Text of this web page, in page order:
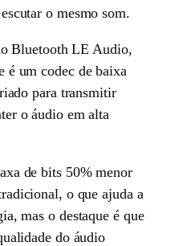
o mesmo som.
Bluetooth LE Audio,
é um codec de baixa
para transmitir
o áudio em alta
de bits 50% menor
o que ajuda a
mas o destaque é que
do áudio